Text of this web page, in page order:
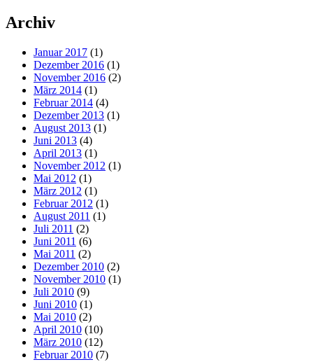
Archiv
Januar 2017 (1)
Dezember 2016 (1)
November 2016 (2)
März 2014 (1)
Februar 2014 (4)
Dezember 2013 (1)
August 2013 (1)
Juni 2013 (4)
April 2013 (1)
November 2012 (1)
Mai 2012 (1)
März 2012 (1)
Februar 2012 (1)
August 2011 (1)
Juli 2011 (2)
Juni 2011 (6)
Mai 2011 (2)
Dezember 2010 (2)
November 2010 (1)
Juli 2010 (9)
Juni 2010 (1)
Mai 2010 (2)
April 2010 (10)
März 2010 (12)
Februar 2010 (7)